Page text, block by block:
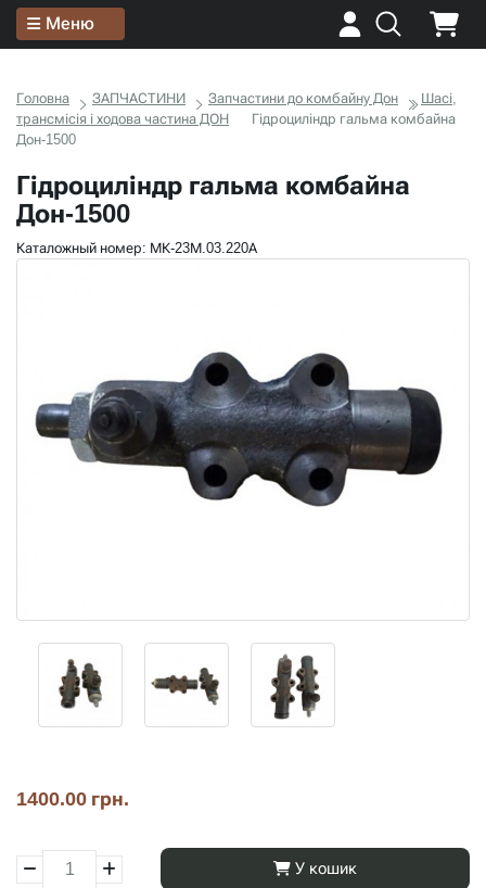
Меню
Головна ЗАПЧАСТИНИ Запчастини до комбайну Дон
Шасі,
трансмісія і ходова частина ДОН
Гідроциліндр гальма комбайна
Дон-1500
Гідроциліндр гальма комбайна
Дон-1500
Каталожный номер: МК-23М.03.220А
1400.00 грн.
У кошик